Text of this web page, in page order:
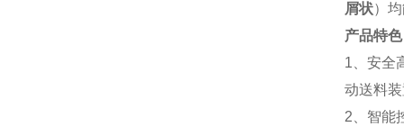
屑状）
产品特色
1、安全
动送料
2、智能